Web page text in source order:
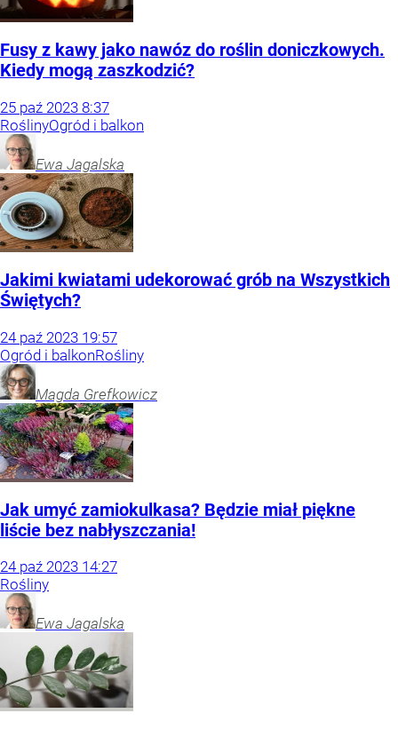
Fusy z kawy jako nawóz do roślin doniczkowych.
Kiedy mogą zaszkodzić?
25 paź 2023 8:37
RoślinyOgród i balkon
Ewa Jagalska
Jakimi kwiatami udekorować grób na Wszystkich
Świętych?
24 paź 2023 19:57
Ogród i balkonRośliny
Magda Grefkowicz
Jak umyć zamiokulkasa? Będzie miał piękne
liście bez nabłyszczania!
24 paź 2023 14:27
Rośliny
Ewa Jagalska